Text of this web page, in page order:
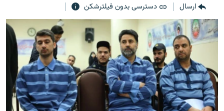
فرکانس‌ها
گزارش‌های تصویری
گزارش‌های ویدئویی
زنان فردا
English
به ما بپیوندید
ارسال
دسترسی بدون فیلترشکن